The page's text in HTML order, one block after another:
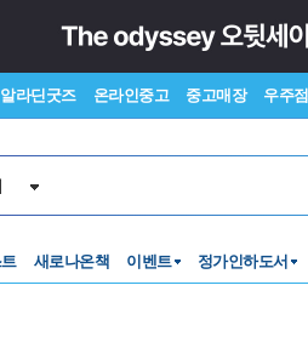
알라딘굿즈 온라인중고 중고매장 우주점
새로나온책 이벤트 정가인하도서